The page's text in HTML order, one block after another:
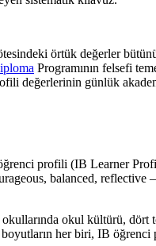
örtük değerler
Programının felsefi
değerlerinin günlük
profili (IB Learner
balanced,
okul kültürü,
her biri, IB